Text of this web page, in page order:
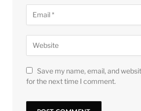
Save my name, email, and
for the next time I comment.